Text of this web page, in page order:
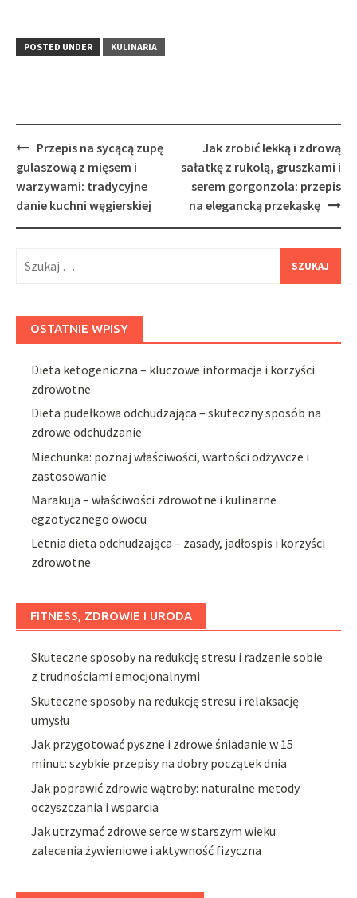
POSTED UNDER KULINARIA
Post
navigation
Przepis na sycącą zupę
gulaszową z mięsem i
warzywami: tradycyjne
danie kuchni węgierskiej
Jak zrobić lekką i zdrową
sałatkę z rukolą, gruszkami i
serem gorgonzola: przepis
na elegancką przekąskę
OSTATNIE WPISY
Dieta ketogeniczna – kluczowe informacje i korzyści
zdrowotne
Dieta pudełkowa odchudzająca – skuteczny sposób na
zdrowe odchudzanie
Miechunka: poznaj właściwości, wartości odżywcze i
zastosowanie
Marakuja – właściwości zdrowotne i kulinarne
egzotycznego owocu
Letnia dieta odchudzająca – zasady, jadłospis i korzyści
zdrowotne
FITNESS, ZDROWIE I URODA
Skuteczne sposoby na redukcję stresu i radzenie sobie
z trudnościami emocjonalnymi
Skuteczne sposoby na redukcję stresu i relaksację
umysłu
Jak przygotować pyszne i zdrowe śniadanie w 15
minut: szybkie przepisy na dobry początek dnia
Jak poprawić zdrowie wątroby: naturalne metody
oczyszczania i wsparcia
Jak utrzymać zdrowe serce w starszym wieku:
zalecenia żywieniowe i aktywność fizyczna